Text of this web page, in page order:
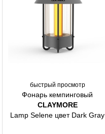
быстрый просмотр
Фонарь кемпинговый
CLAYMORE
Lamp Selene цвет Dark Gray